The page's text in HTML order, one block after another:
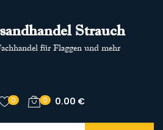
Strauch
für Flaggen und mehr
0 0 0.00 €